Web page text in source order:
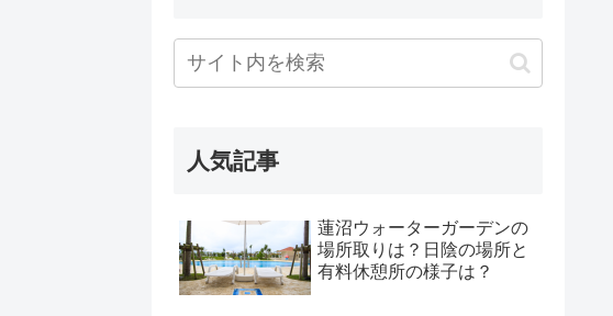
人気記事
蓮沼ウォーターガーデンの
場所取りは？日陰の場所と
有料休憩所の様子は？